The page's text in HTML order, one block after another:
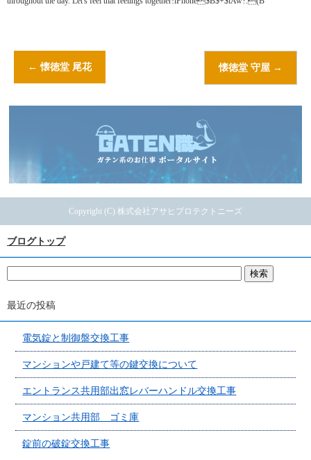
← 懐徳堂 尾花 懐徳堂 守屋 →
Copyright (C) 株式会社アサヒプロテクトニーズ
ブログトップ
最近の投稿
電気錠と制御盤交換工事
マンションや戸建て等の鍵交換について
エントランス共用部出窓レバーハンドル交換工事
マンション共用部 ゴミ庫
錠前の破錠交換工事